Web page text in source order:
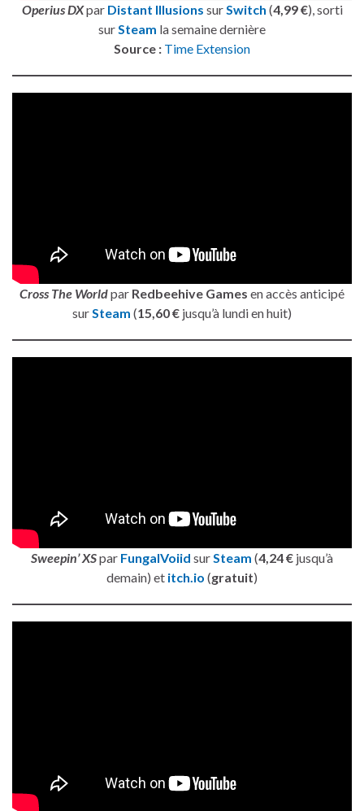
Operius DXpar Distant Illusions surSwitch (4,99 €), sorti
surSteam la semaine dernière
Source : Time Extension
Cross The Worldpar Redbeehive Games en accès anticipé
surSteam (15,60 € jusqu’à lundi en huit)
Sweepin’ XSpar FungalVoiid surSteam (4,24 € jusqu’à
demain) et itch.io (gratuit)